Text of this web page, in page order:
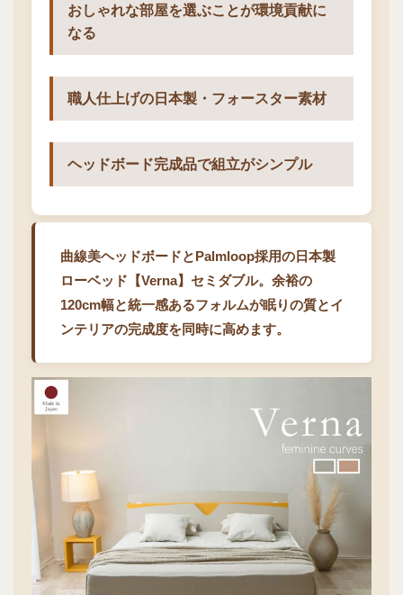
おしゃれな部屋を選ぶことが環境貢献に
なる
職人仕上げの日本製・フォースター素材
ヘッドボード完成品で組立がシンプル
曲線美ヘッドボードとPalmloop採用の日本製
ローベッド【Verna】セミダブル。余裕の
120cm幅と統一感あるフォルムが眠りの質とイ
ンテリアの完成度を同時に高めます。